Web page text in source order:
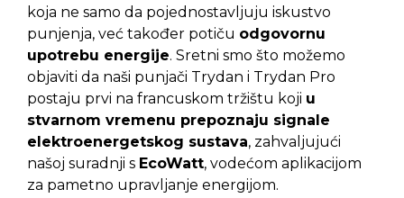
koja ne samo da pojednostavljuju iskustvo
punjenja, već također potiču odgovornu
upotrebu energije. Sretni smo što možemo
objaviti da naši punjači Trydan i Trydan Pro
postaju prvi na francuskom tržištu koji u
stvarnom vremenu prepoznaju signale
elektroenergetskog sustava, zahvaljujući
našoj suradnji s EcoWatt, vodećom aplikacijom
za pametno upravljanje energijom.